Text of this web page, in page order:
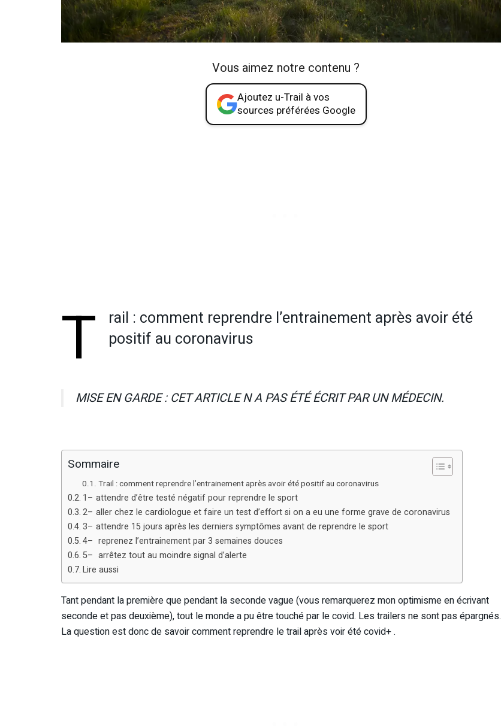
Vous aimez notre contenu ?
Ajoutez u-Trail à vos
sources préférées Google
T
rail : comment reprendre l’entrainement après avoir été
positif au coronavirus
MISE EN GARDE : CET ARTICLE N A PAS ÉTÉ ÉCRIT PAR UN MÉDECIN.
Sommaire
Trail : comment reprendre l’entrainement après avoir été positif au coronavirus
1– attendre d’être testé négatif pour reprendre le sport
2– aller chez le cardiologue et faire un test d’effort si on a eu une forme grave de coronavirus
3– attendre 15 jours après les derniers symptômes avant de reprendre le sport
4– reprenez l’entrainement par 3 semaines douces
5– arrêtez tout au moindre signal d’alerte
Lire aussi
Tant pendant la première que pendant la seconde vague (vous remarquerez mon optimisme en écrivant
seconde et pas deuxième), tout le monde a pu être touché par le covid. Les trailers ne sont pas épargnés.
La question est donc de savoir comment reprendre le trail après voir été covid+ .